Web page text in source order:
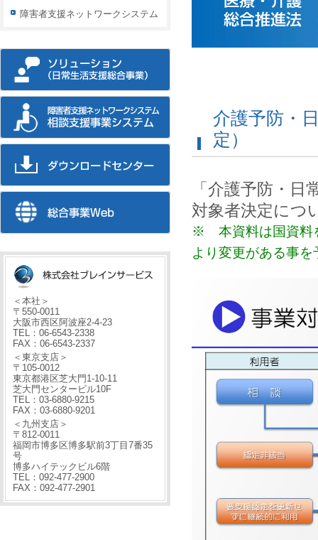
介護予防・
定）
「介護予防・
対象者決定につ
※ 本資料は国資料
より変更がある事
障害者支援ネットワークシステム
＜本社＞
〒550-0011
大阪市西区阿波座2-4-23
TEL：06-6543-2338
FAX：06-6543-2337
＜東京支店＞
〒105-0012
東京都港区芝大門1-10-11
芝大門センタービル10F
TEL：03-6880-9215
FAX：03-6880-9201
＜九州支店＞
〒812-0011
福岡市博多区博多駅前3丁目7番35
号
博多ハイテックビル6階
TEL：092-477-2900
FAX：092-477-2901